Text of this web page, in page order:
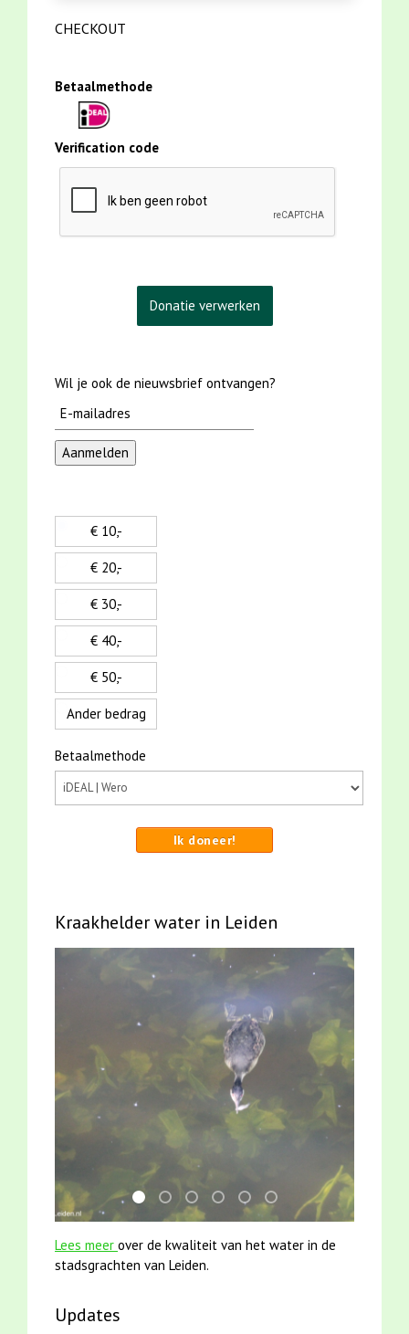
CHECKOUT
Betaalmethode
Verification code
Wil je ook de nieuwsbrief ontvangen?
€ 10,-
€ 20,-
€ 30,-
€ 40,-
€ 50,-
Ander bedrag
Betaalmethode
Ik doneer!
Kraakhelder water in Leiden
mei2021 watervogelmethode fuut met baars
karper met kattenklimtouw
smoelenboek fifi en karper
jun2021 28 brasem en
jun2021 zaklv 5 snoekje
mei2021 1 snoekje
Lees meer over de kwaliteit van het water in de
stadsgrachten van Leiden.
Updates